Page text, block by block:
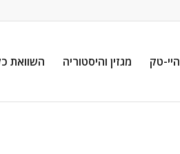
היי-טק מגזין והיסטוריה השוואת